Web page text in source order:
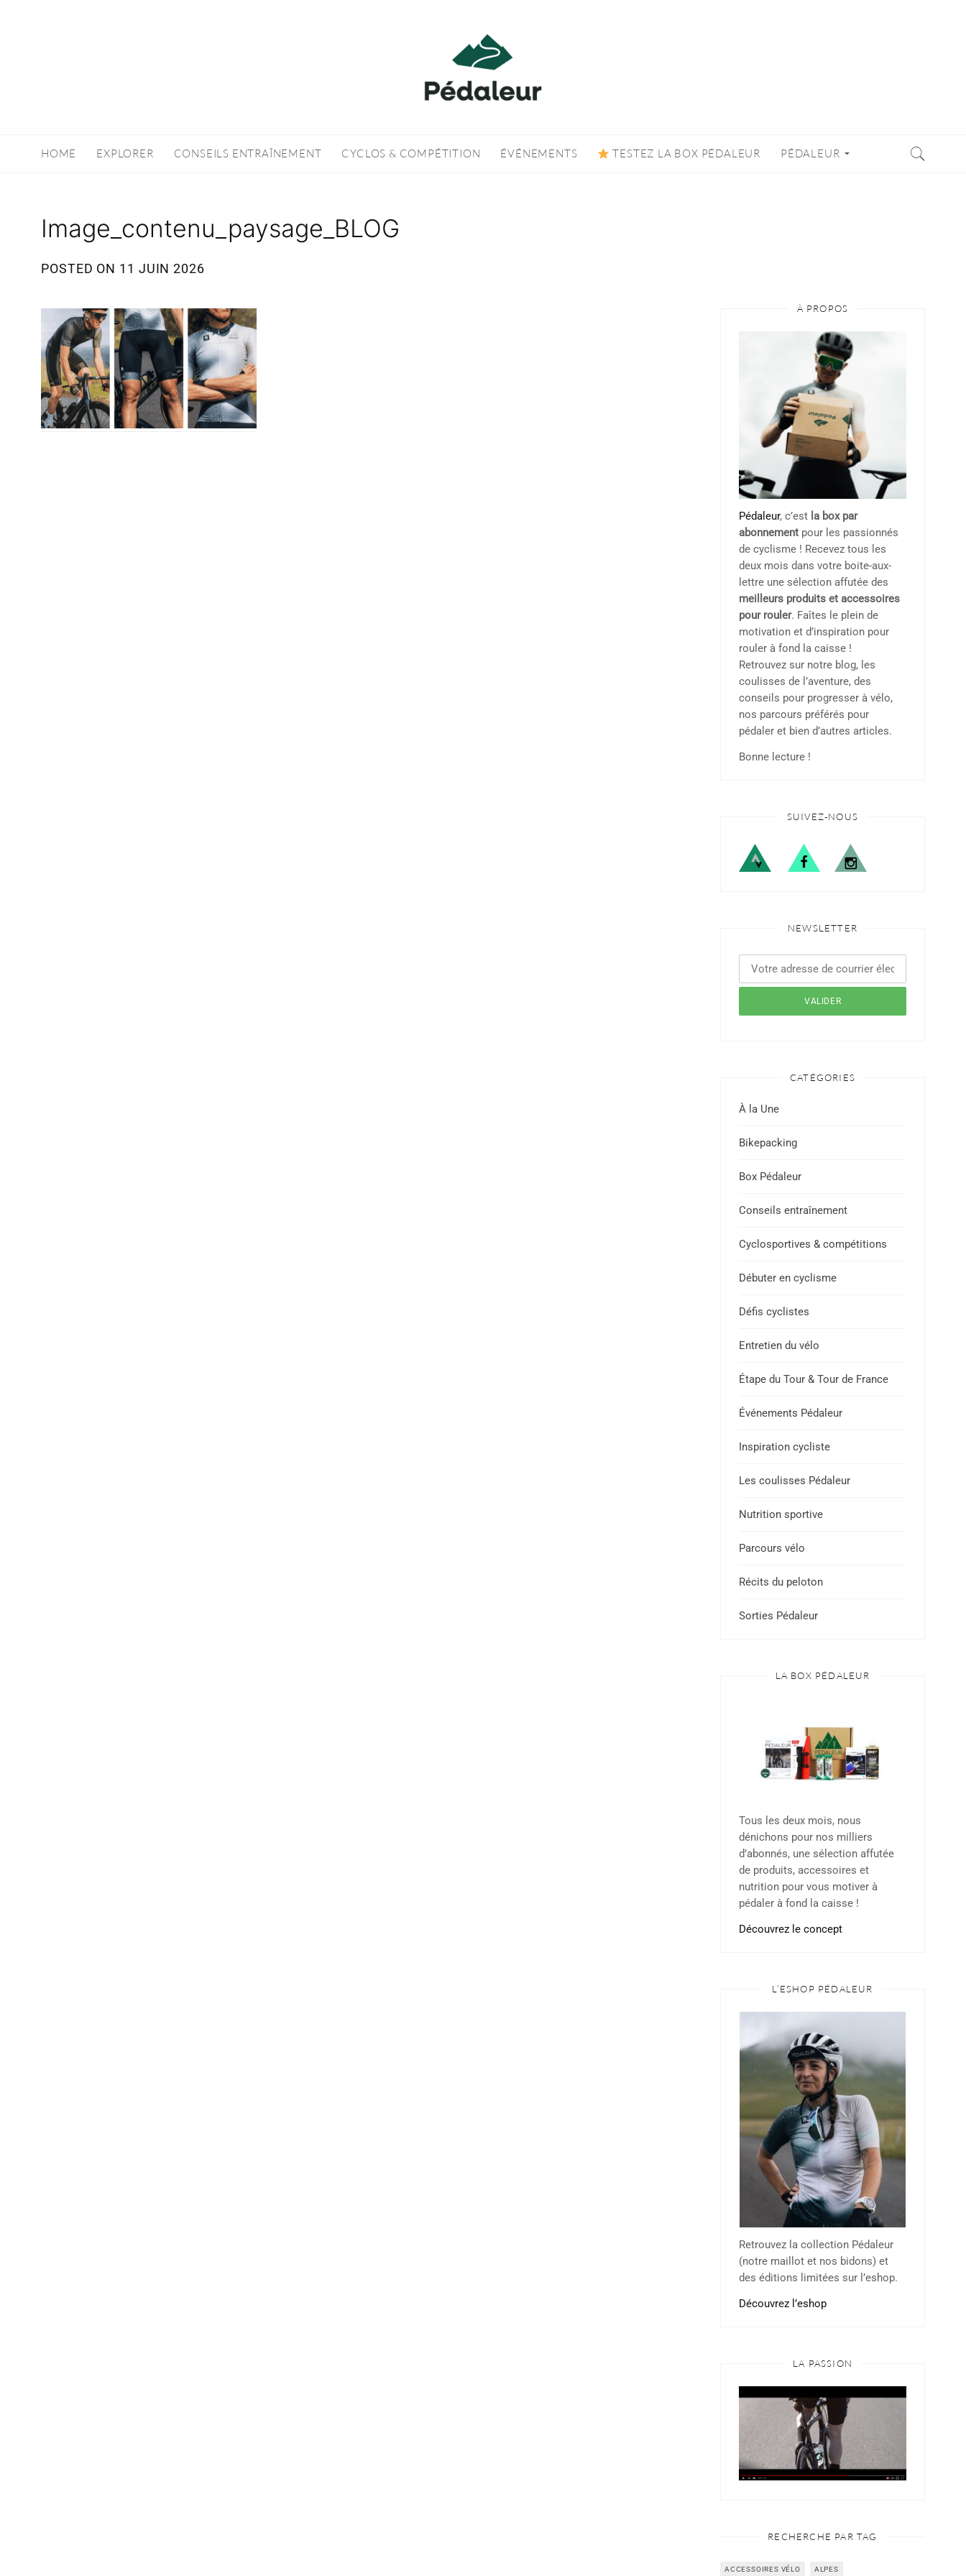
HOME EXPLORER CONSEILS ENTRAÎNEMENT CYCLOS & COMPÉTITION ÉVÉNEMENTS TESTEZ LA BOX PÉDALEUR PÉDALEUR
Image_contenu_paysage_BLOG
POSTED ON 11 JUIN 2026
À PROPOS
Pédaleur, c’est la box par
abonnement pour les passionnés
de cyclisme ! Recevez tous les
deux mois dans votre boite-aux-
lettre une sélection affutée des
meilleurs produits et accessoires
pour rouler. Faîtes le plein de
motivation et d’inspiration pour
rouler à fond la caisse !
Retrouvez sur notre blog, les
coulisses de l’aventure, des
conseils pour progresser à vélo,
nos parcours préférés pour
pédaler et bien d’autres articles.
Bonne lecture !
SUIVEZ-NOUS
NEWSLETTER
CATÉGORIES
À la Une
Bikepacking
Box Pédaleur
Conseils entraînement
Cyclosportives & compétitions
Débuter en cyclisme
Défis cyclistes
Entretien du vélo
Étape du Tour & Tour de France
Événements Pédaleur
Inspiration cycliste
Les coulisses Pédaleur
Nutrition sportive
Parcours vélo
Récits du peloton
Sorties Pédaleur
LA BOX PÉDALEUR
Tous les deux mois, nous
dénichons pour nos milliers
d’abonnés, une sélection affutée
de produits, accessoires et
nutrition pour vous motiver à
pédaler à fond la caisse !
Découvrez le concept
L’ESHOP PÉDALEUR
Retrouvez la collection Pédaleur
(notre maillot et nos bidons) et
des éditions limitées sur l’eshop.
Découvrez l’eshop
LA PASSION
RECHERCHE PAR TAG
ACCESSOIRES VÉLO ALPES